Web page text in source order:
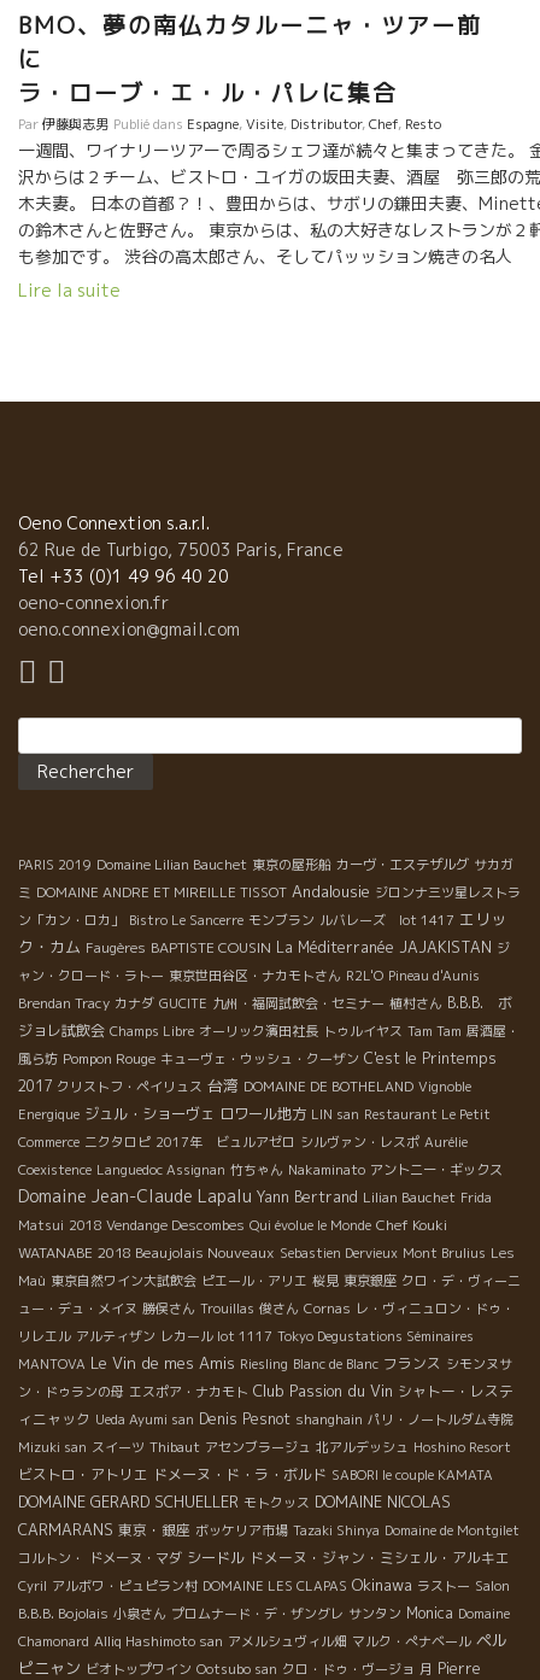
BMO、夢の南仏カタルーニャ・ツアー前
ラ・ローブ・エ・ル・パレに集合
Par伊藤與志男 Publié dans Espagne,Visite, Distributor,Chef, Resto
一週間、ワイナリーツアーで周るシェフ達が続々と集まってきた。
沢からは２チーム、ビストロ・ユイガの坂田夫妻、酒屋 弥三郎の荒
木夫妻。 日本の首都？！、豊田からは、サボリの鎌田夫妻、
の鈴木さんと佐野さん。 東京からは、私の大好きなレストランが２
も参加です。 渋谷の高太郎さん、そしてパッッション焼きの名人
Shinoriの中山夫妻。 夢のような島、竹富島からは星のやの吉村さん
Lire la suite
Oeno Connextion s.a.r.l.
62 Rue de Turbigo, 75003 Paris, France
Tel +33 (0)1 49 96 40 20
oeno-connexion.fr
oeno.connexion@gmail.com
PARIS 2019 Domaine Lilian Bauchet 東京の屋形船 カーヴ・エステザルグ サカガ
ミ DOMAINE ANDRE ET MIREILLE TISSOT Andalousie ジロンナ三ツ星レストラ
ン「カン・ロカ」
Bistro Le Sancerre モンブラン ルバレーズ lot 1417 エリッ
ク・カム Faugères BAPTISTE COUSIN La Méditerranée JAJAKISTAN ジ
ャン・クロード・ラトー 東京世田谷区・ナカモトさん R2L'O Pineau d'Aunis
Brendan Tracy カナダ GUCITE 九州・福岡試飲会・セミナー 植村さん B.B.B. ボ
ジョレ試飲会 Champs Libre オーリック濱田社長 トゥルイヤス Tam Tam 居酒屋・
風ら坊 Pompon Rouge キューヴェ・ウッシュ・クーザン C'est le Printemps
2017 クリストフ・ペイリュス 台湾 DOMAINE DE BOTHELAND Vignoble
Energique ジュル・ショーヴェ ロワール地方 LIN san Restaurant Le Petit
Commerce ニクタロピ 2017年 ビュルアゼロ シルヴァン・レスポ Aurélie
Coexistence Languedoc Assignan 竹ちゃん Nakaminato アントニー・ギックス
Domaine Jean-Claude Lapalu Yann Bertrand Lilian Bauchet Frida
Matsui 2018 Vendange Descombes Qui évolue le Monde Chef Kouki
WATANABE 2018 Beaujolais Nouveaux Sebastien Dervieux Mont Brulius Les
Maù 東京自然ワイン大試飲会 ピエール・アリエ 桜見 東京銀座 クロ・デ・ヴィーニ
ュー・デュ・メイヌ 勝俣さん Trouillas 俊さん Cornas レ・ヴィニュロン・ドゥ・
リレエル アルティザン レカール lot 1117 Tokyo Degustations Séminaires
MANTOVA Le Vin de mes Amis Riesling Blanc de Blanc フランス シモンヌサ
ン・ドゥランの母 エスポア・ナカモト Club Passion du Vin シャトー・レステ
ィニャック Ueda Ayumi san Denis Pesnot shanghain パリ・ノートルダム寺院
Mizuki san スイーツ Thibaut アセンブラージュ 北アルデッシュ Hoshino Resort
ビストロ・アトリエ ドメーヌ・ド・ラ・ボルド SABORI le couple KAMATA
DOMAINE GERARD SCHUELLER モトクッス DOMAINE NICOLAS
CARMARANS 東京・銀座 ボッケリア市場 Tazaki Shinya Domaine de Montgilet
コルトン・
ドメーヌ・マダ シードル ドメーヌ・ジャン・ミシェル・アルキエ
Cyril アルボワ・ピュピラン村 DOMAINE LES CLAPAS Okinawa ラストー Salon
B.B.B. Bojolais 小泉さん プロムナード・デ・ザングレ サンタン Monica Domaine
Chamonard Alliq Hashimoto san アメルシュヴィル畑 マルク・ぺナベール ペル
ピニャン ビオトップワイン Ootsubo san クロ・ドゥ・ヴージョ 月 Pierre